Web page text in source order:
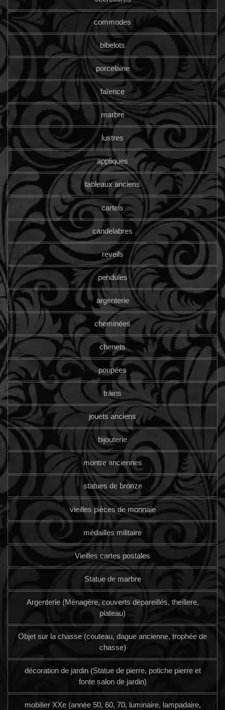
commodes
bibelots
porcelaine
faïence
marbre
lustres
appliques
tableaux anciens
cartels
candelabres
reveils
pendules
argenterie
cheminées
chenets
poupées
trains
jouets anciens
bijouterie
montre anciennes
statues de bronze
vieilles pièces de monnaie
médailles militaire
Vieilles cartes postales
Statue de marbre
Argenterie (Ménagère, couverts dépareillés, theillere,
plateau)
Objet sur la chasse (couteau, dague ancienne, trophée de
chasse)
décoration de jardin (Statue de pierre, potiche pierre et
fonte salon de jardin)
mobilier XXe (année 50, 60, 70, luminaire, lampadaire,